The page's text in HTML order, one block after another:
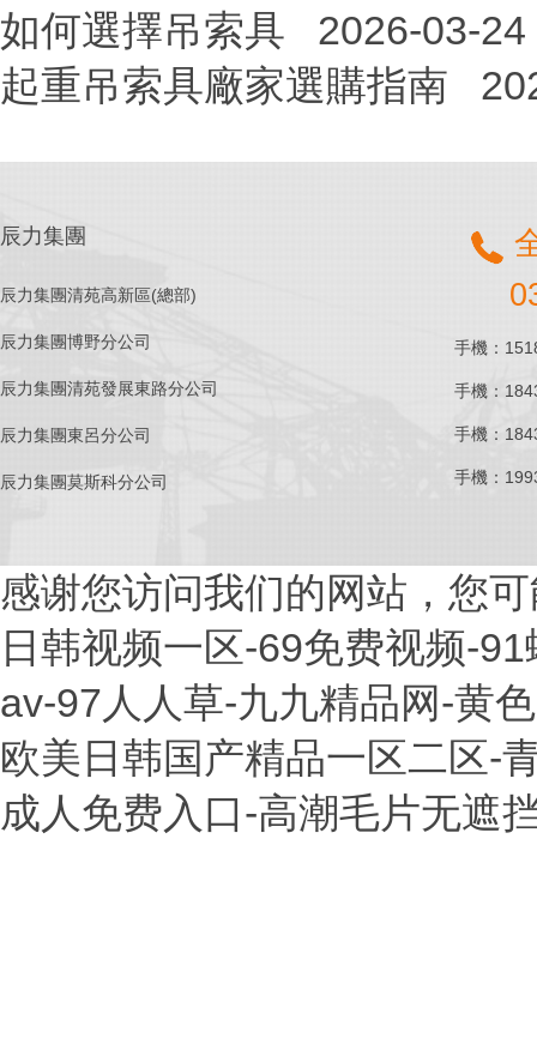
如何選擇吊索具
2026-03-24
起重吊索具廠家選購指南
辰力集團
辰力集團清苑高新區(總部)
辰力集團博野分公司
辰力集團清苑發展東路分公司
辰力集團東呂分公司
辰力集團莫斯科分公司
手機：
手機：
手機：
手機：
感谢您访问我们的网站，您
日韩视频一区-69免费视频-
av-97人人草-九九精品网-黄
欧美日韩国产精品一区二区-
成人免费入口-高潮毛片无遮